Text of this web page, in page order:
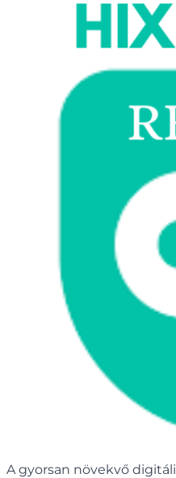
A gyorsan növekvő